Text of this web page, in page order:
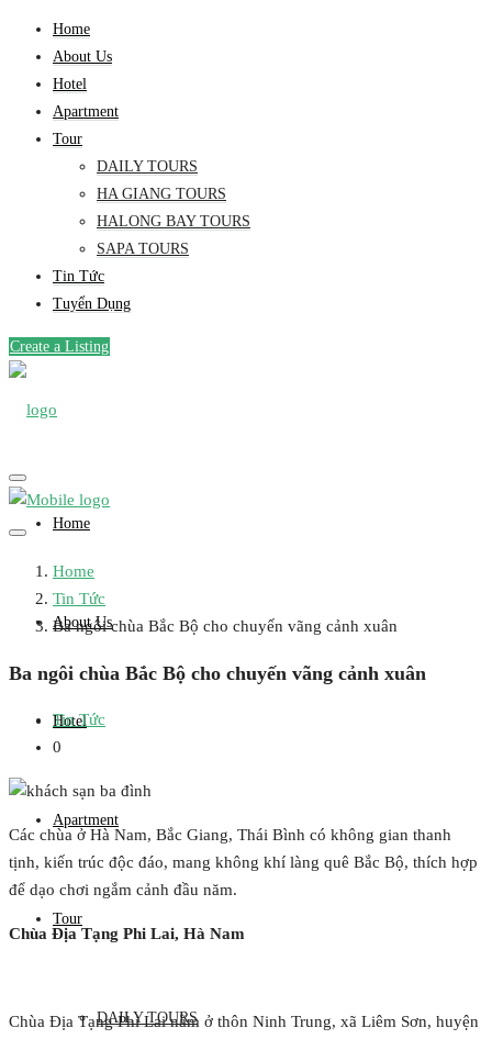
Home
About Us
Hotel
Apartment
Tour
DAILY TOURS
HA GIANG TOURS
HALONG BAY TOURS
SAPA TOURS
Tin Tức
Tuyển Dụng
Create a Listing
Home
About Us
Hotel
Apartment
Tour
DAILY TOURS
Home
Tin Tức
Ba ngôi chùa Bắc Bộ cho chuyến vãng cảnh xuân
Ba ngôi chùa Bắc Bộ cho chuyến vãng cảnh xuân
Tin Tức
0
Các chùa ở Hà Nam, Bắc Giang, Thái Bình có không gian thanh
tịnh, kiến trúc độc đáo, mang không khí làng quê Bắc Bộ, thích hợp
để dạo chơi ngắm cảnh đầu năm.
Chùa Địa Tạng Phi Lai, Hà Nam
Chùa Địa Tạng Phi Lai nằm ở thôn Ninh Trung, xã Liêm Sơn, huyện